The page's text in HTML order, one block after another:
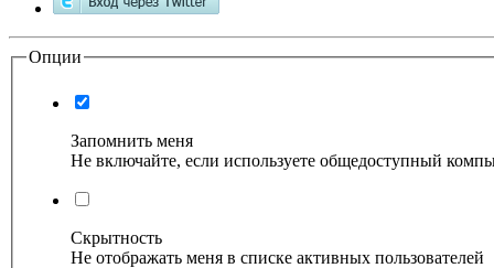
Опции
Запомнить меня
Не включайте, если используете общедоступный
Скрытность
Не отображать меня в списке активных пользователей